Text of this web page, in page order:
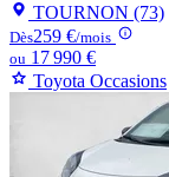
TOURNON (73)
Dès259 €/mois
ou 17 990 €
Toyota Occasions